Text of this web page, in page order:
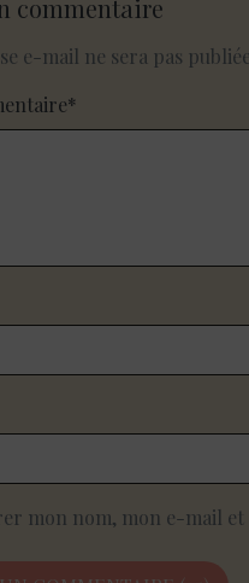
commentaire
e-mail ne sera pas
*
mon nom, mon e-mail